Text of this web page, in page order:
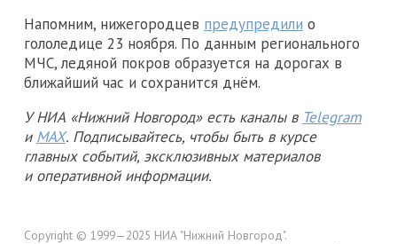
Напомним, нижегородцев предупредили о
гололедице 23 ноября. По данным регионального
МЧС, ледяной покров образуется на дорогах в
ближайший час и сохранится днём.
У НИА «Нижний Новгород» есть каналы в Telegram
и MAX. Подписывайтесь, чтобы быть в курсе
главных событий, эксклюзивных материалов
и оперативной информации.
Copyright © 1999—2025 НИА "Нижний Новгород".